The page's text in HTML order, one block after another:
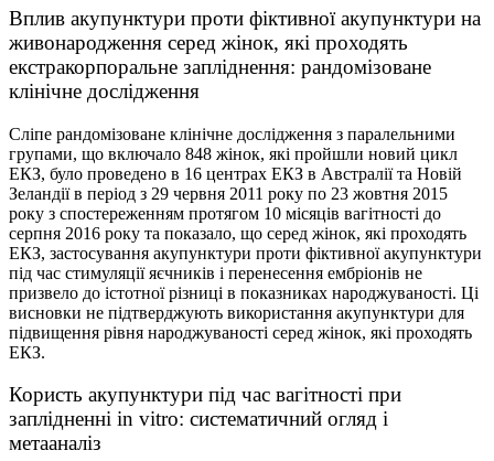
Вплив акупунктури проти фіктивної акупунктури на
живонародження серед жінок, які проходять
екстракорпоральне запліднення: рандомізоване
клінічне дослідження
Сліпе рандомізоване клінічне дослідження з паралельними
групами, що включало 848 жінок, які пройшли новий цикл
ЕКЗ, було проведено в 16 центрах ЕКЗ в Австралії та Новій
Зеландії в період з 29 червня 2011 року по 23 жовтня 2015
року з спостереженням протягом 10 місяців вагітності до
серпня 2016 року та показало, що серед жінок, які проходять
ЕКЗ, застосування акупунктури проти фіктивної акупунктури
під час стимуляції яєчників і перенесення ембріонів не
призвело до істотної різниці в показниках народжуваності. Ці
висновки не підтверджують використання акупунктури для
підвищення рівня народжуваності серед жінок, які проходять
ЕКЗ.
Користь акупунктури під час вагітності при
заплідненні in vitro: систематичний огляд і
метааналіз